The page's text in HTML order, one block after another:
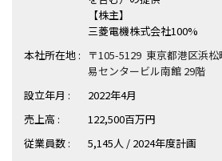
【株主】
三菱電機株式会社100%
本社所在地 :
〒105-5129 東京都港区浜
易センタービル南館 29階
設立年月 :
2022年4月
売上高 :
122,500百万円
従業員数 :
5,145人 / 2024年度計画
障害のある新卒学生専門の就職エージ
求人検索・スカウトサービス
就労移行支援サービス
就職・転職ノウハウ
お問い合わせ・よくある質問